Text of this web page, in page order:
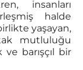
insanları
halde
yaşayan,
mutluluğu
barışçıl bir